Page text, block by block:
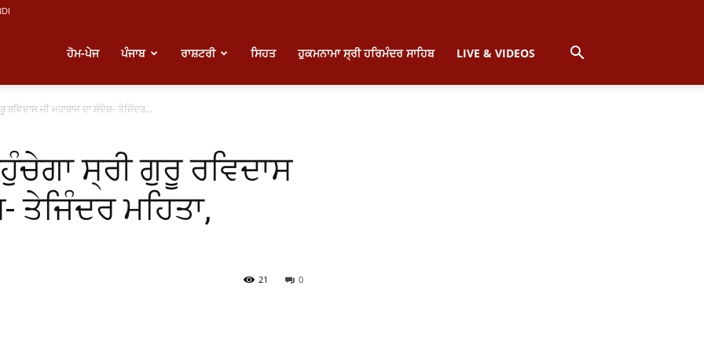
ਹੋਮ-ਪੇਜ ਪੰਜਾਬ ਰਾਸ਼ਟਰੀ ਸਿਹਤ ਹੁਕਮਨਾਮਾ ਸ੍ਰੀ ਹਰਿਮੰਦਰ ਸਾਹਿਬ LIVE & VIDEOS
ਜੀ ਮਹਾਰਾਜ ਦਾ ਸੰਦੇਸ਼- ਤੇਜਿੰਦਰ...
ਸ੍ਰੀ ਗੁਰੂ ਰਵਿਦਾਸ
ਤੇਜਿੰਦਰ ਮਹਿਤਾ,
0
21